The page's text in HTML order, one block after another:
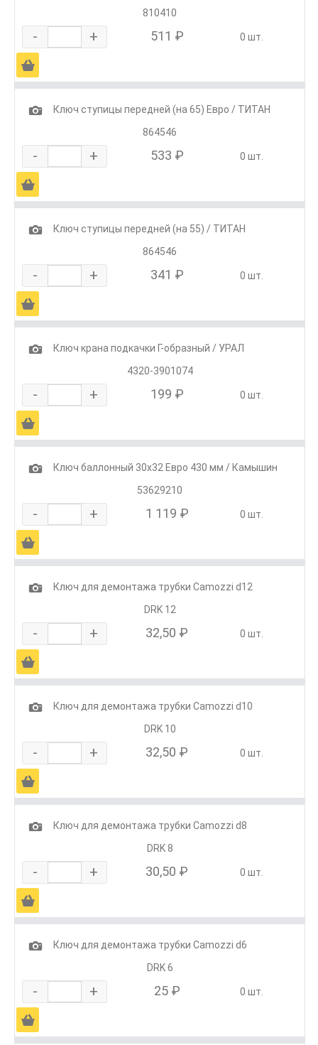
810410
- + 511 ₽ 0 шт.
Ä
1
Ключ ступицы передней (на 65) Евро / ТИТАН
864546
- + 533 ₽ 0 шт.
Ä
1
Ключ ступицы передней (на 55) / ТИТАН
864546
- + 341 ₽ 0 шт.
Ä
1
Ключ крана подкачки Г-образный / УРАЛ
4320-3901074
- + 199 ₽ 0 шт.
Ä
1
Ключ баллонный 30х32 Евро 430 мм / Камышин
53629210
- + 1 119 ₽ 0 шт.
Ä
1
Ключ для демонтажа трубки Camozzi d12
DRK 12
- + 32,50 ₽ 0 шт.
Ä
1
Ключ для демонтажа трубки Camozzi d10
DRK 10
- + 32,50 ₽ 0 шт.
Ä
1
Ключ для демонтажа трубки Camozzi d8
DRK 8
- + 30,50 ₽ 0 шт.
Ä
1
Ключ для демонтажа трубки Camozzi d6
DRK 6
- + 25 ₽ 0 шт.
Ä